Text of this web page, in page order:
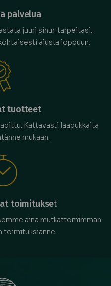
palvelua
juuri sinun tarpeitasi.
alusta loppuun.
tuotteet
Kattavasti laadukkaita
mukaan.
toimitukset
aina mutkattomimman
toimituksianne.